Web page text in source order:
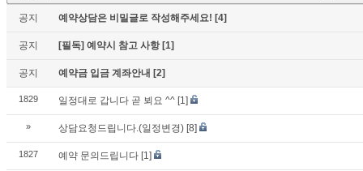
공지 예약상담은 비밀글로 작성해주세요! [4]
공지 [필독] 예약시 참고 사항 [1]
공지 예약금 입금 계좌안내 [2]
1829 일정대로 갑니다 곧 뵈요 ^^ [1]
» 상담요청드립니다.(일정변경) [8]
1827 예약 문의드립니다 [1]